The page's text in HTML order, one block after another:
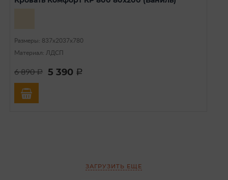
Размеры: 837х2037х780
Материал: ЛДСП
6 890a 5 390 a
ЗАГРУЗИТЬ ЕЩЕ